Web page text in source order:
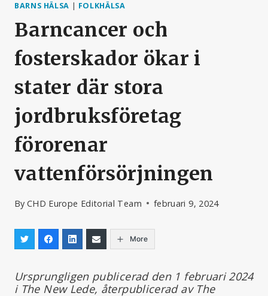
BARNS HÄLSA | FOLKHÄLSA
Barncancer och
fosterskador ökar i
stater där stora
jordbruksföretag
förorenar
vattenförsörjningen
By CHD Europe Editorial Team februari 9, 2024
More
Ursprungligen publicerad den 1 februari 2024
i The New Lede, återpublicerad av The